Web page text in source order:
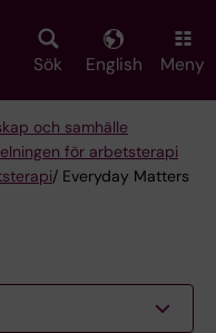
Sök English Meny
och samhälle
för arbetsterapi
/ Everyday Matters